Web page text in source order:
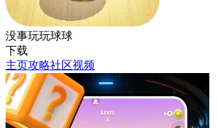
没事玩玩球球
下载
主页攻略社区视频